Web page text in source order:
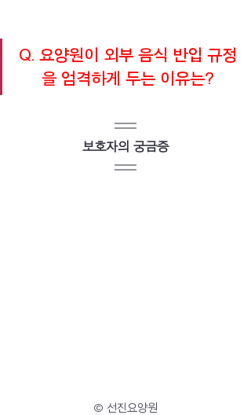
Q. 요양원이 외부 음식 반입 규정
을 엄격하게 두는 이유는?
보호자의 궁금증
© 선진요양원